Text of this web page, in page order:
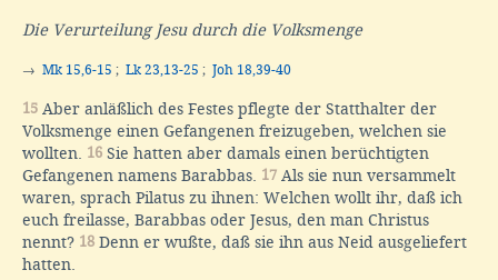
Die Verurteilung Jesu durch die Volksmenge
→ Mk 15,6-15 ; Lk 23,13-25 ; Joh 18,39-40
15 Aber anläßlich des Festes pflegte der Statthalter der
Volksmenge einen Gefangenen freizugeben, welchen sie
wollten. 16 Sie hatten aber damals einen berüchtigten
Gefangenen namens Barabbas. 17 Als sie nun versammelt
waren, sprach Pilatus zu ihnen: Welchen wollt ihr, daß ich
euch freilasse, Barabbas oder Jesus, den man Christus
nennt? 18 Denn er wußte, daß sie ihn aus Neid ausgeliefert
hatten.